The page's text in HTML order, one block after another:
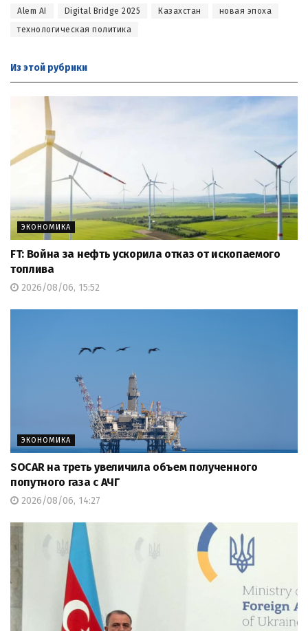
Alem AI Digital Bridge 2025 Казахстан
новая эпоха
технологическая политика
Из этой рубрики
ЭКОНОМИКА
FT: Война за нефть ускорила отказ от ископаемого
топлива
2026/08/06, 15:52
ЭКОНОМИКА
SOCAR на треть увеличила объем полученного
попутного газа с АЧГ
2026/08/06, 14:27